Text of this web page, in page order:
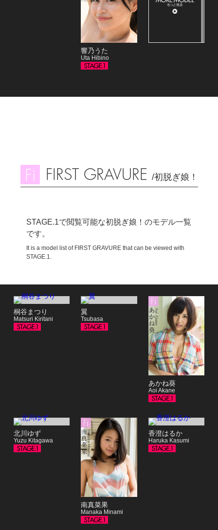
響乃うた
Uta Hibino
FIRST GRAVURE /初脱ぎ娘！
STAGE.1で閲覧可能な初脱ぎ娘！のモデル一覧
です。
It is a model list of FIRST GRAVURE that can be viewed with
STAGE.1.
桐谷まつり
Matsuri Kiritani
翼
Tsubasa
あかね葵
Aoi Akane
北川ゆず
Yuzu Kitagawa
南真菜果
Manaka Minami
香澄はるか
Haruka Kasumi